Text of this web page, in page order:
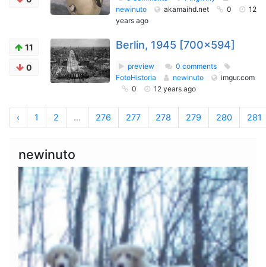
newinuto
akamaihd.net 0
12
years ago
11
0
Berlin, 1945 [700x594]
preview
0 comments
FotoHistoria
newinuto
imgur.com
0
12 years ago
‹ 1 2 ... 276 277 278 279 280 281
newinuto